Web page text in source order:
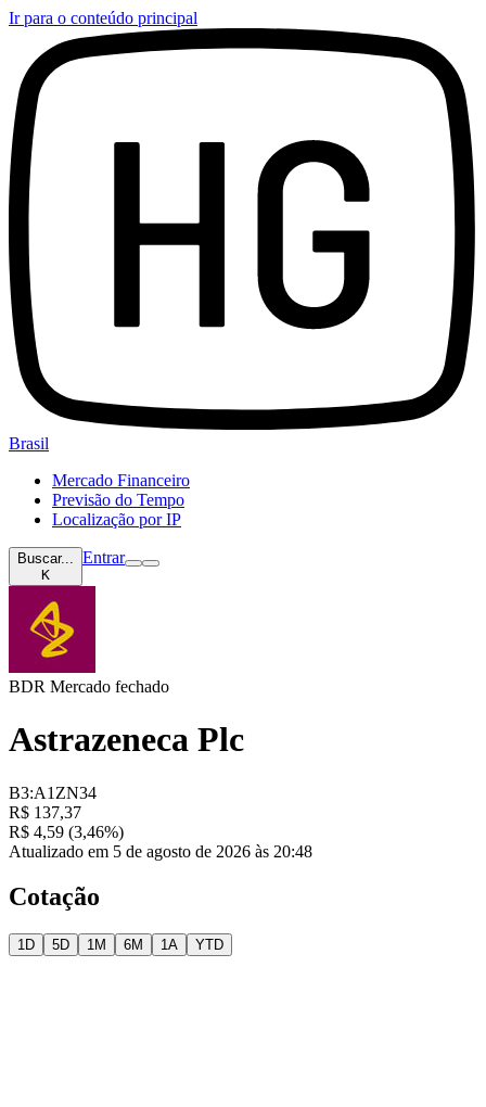
Ir para o conteúdo principal
Brasil
Mercado Financeiro
Previsão do Tempo
Localização por IP
Buscar...
K
Entrar
BDR Mercado fechado
Astrazeneca Plc
B3:A1ZN34
R$ 137,37
R$ 4,59 (3,46%)
Atualizado em 5 de agosto de 2026 às 20:48
Cotação
1D 5D 1M 6M 1A YTD